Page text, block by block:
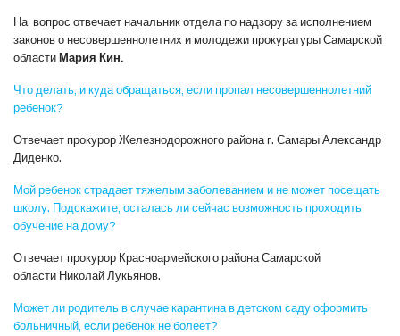
На вопрос отвечает начальник отдела по надзору за исполнением
законов о несовершеннолетних и молодежи прокуратуры Самарской
областиМария Кин.
Что делать, и куда обращаться, если пропал несовершеннолетний
ребенок?
Отвечает прокурор Железнодорожного района г. Самары Александр
Диденко.
Мой ребенок страдает тяжелым заболеванием и не может посещать
школу. Подскажите, осталась ли сейчас возможность проходить
обучение на дому?
Отвечает прокурор Красноармейского района Самарской
области Николай Лукьянов.
Может ли родитель в случае карантина в детском саду оформить
больничный, если ребенок не болеет?